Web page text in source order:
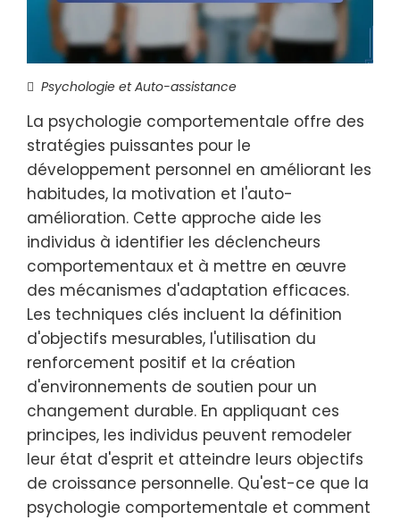
Psychologie et Auto-assistance
La psychologie comportementale offre des
stratégies puissantes pour le
développement personnel en améliorant les
habitudes, la motivation et l'auto-
amélioration. Cette approche aide les
individus à identifier les déclencheurs
comportementaux et à mettre en œuvre
des mécanismes d'adaptation efficaces.
Les techniques clés incluent la définition
d'objectifs mesurables, l'utilisation du
renforcement positif et la création
d'environnements de soutien pour un
changement durable. En appliquant ces
principes, les individus peuvent remodeler
leur état d'esprit et atteindre leurs objectifs
de croissance personnelle. Qu'est-ce que la
psychologie comportementale et comment